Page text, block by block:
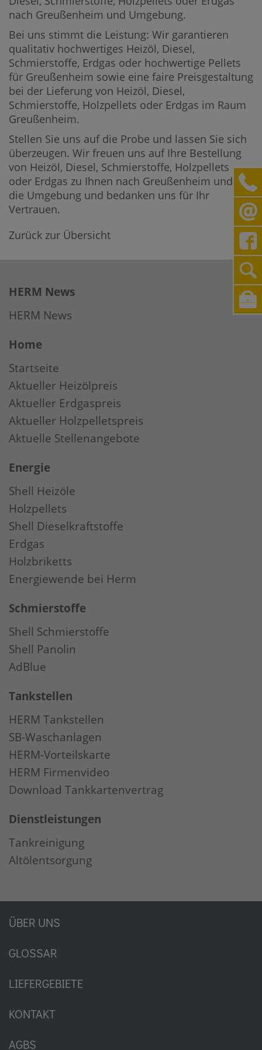
nach Greußenheim und Umgebung.
Bei uns stimmt die Leistung: Wir garantieren
qualitativ hochwertiges Heizöl, Diesel,
Schmierstoffe, Erdgas oder hochwertige Pellets
für Greußenheim sowie eine faire Preisgestaltung
bei der Lieferung von Heizöl, Diesel,
Schmierstoffe, Holzpellets oder Erdgas im Raum
Greußenheim.
Stellen Sie uns auf die Probe und lassen Sie sich
überzeugen. Wir freuen uns auf Ihre Bestellung
von Heizöl, Diesel, Schmierstoffe, Holzpellets
oder Erdgas zu Ihnen nach Greußenheim und in
die Umgebung und bedanken uns für Ihr
Vertrauen.
Zurück zur Übersicht
HERM News
HERM News
Home
Startseite
Aktueller Heizölpreis
Aktueller Erdgaspreis
Aktueller Holzpelletspreis
Aktuelle Stellenangebote
Energie
Shell Heizöle
Holzpellets
Shell Dieselkraftstoffe
Erdgas
Holzbriketts
Energiewende bei Herm
Schmierstoffe
Shell Schmierstoffe
Shell Panolin
AdBlue
Tankstellen
HERM Tankstellen
SB-Waschanlagen
HERM-Vorteilskarte
HERM Firmenvideo
Download Tankkartenvertrag
Dienstleistungen
Tankreinigung
Altölentsorgung
ÜBER UNS
GLOSSAR
LIEFERGEBIETE
KONTAKT
AGBS